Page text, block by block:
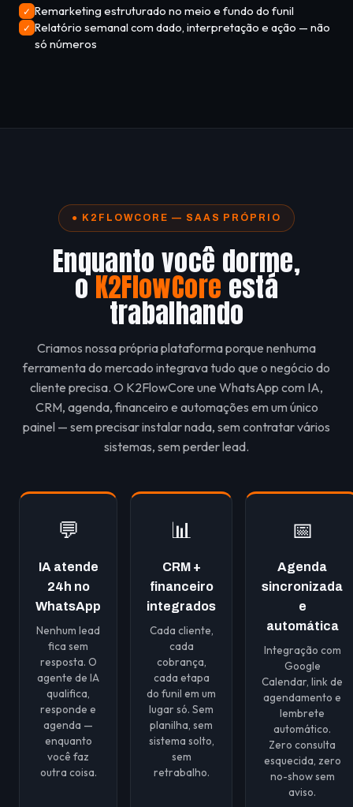
✓ Remarketing estruturado no meio e fundo do funil
✓ Relatório semanal com dado, interpretação e ação — não
só números
● K2FLOWCORE — SAAS PRÓPRIO
Enquanto você dorme,
oK2FlowCore está
trabalhando
Criamos nossa própria plataforma porque nenhuma
ferramenta do mercado integrava tudo que o negócio do
cliente precisa. O K2FlowCore une WhatsApp com IA,
CRM, agenda, financeiro e automações em um único
painel — sem precisar instalar nada, sem contratar vários
sistemas, sem perder lead.
💬
IA atende
24h no
WhatsApp
Nenhum lead
fica sem
resposta. O
agente de IA
qualifica,
responde e
agenda —
enquanto
você faz
outra coisa.
📊
CRM +
financeiro
integrados
Cada cliente,
cada
cobrança,
cada etapa
do funil em um
lugar só. Sem
planilha, sem
sistema solto,
sem
retrabalho.
📅
Agenda
sincronizada
e
automática
Integração com
Google
Calendar, link de
agendamento e
lembrete
automático.
Zero consulta
esquecida, zero
no-show sem
aviso.